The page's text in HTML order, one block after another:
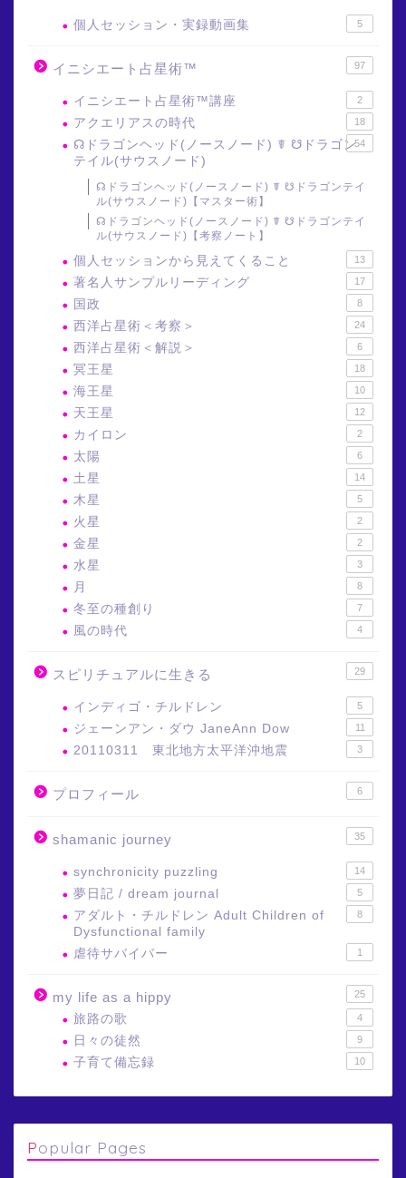
個人セッション・実録動画集 5
イニシエート占星術™ 97
イニシエート占星術™講座 2
アクエリアスの時代 18
☊ドラゴンヘッド(ノースノード) ☤ ☋ドラゴン
テイル(サウスノード)
54
☊ドラゴンヘッド(ノースノード) ☤ ☋ドラゴンテイ
ル(サウスノード)【マスター術】
☊ドラゴンヘッド(ノースノード) ☤ ☋ドラゴンテイ
ル(サウスノード)【考察ノート】
個人セッションから見えてくること 13
著名人サンプルリーディング 17
国政 8
西洋占星術＜考察＞ 24
西洋占星術＜解説＞ 6
冥王星 18
海王星 10
天王星 12
カイロン 2
太陽 6
土星 14
木星 5
火星 2
金星 2
水星 3
月 8
冬至の種創り 7
風の時代 4
スピリチュアルに生きる 29
インディゴ・チルドレン 5
ジェーンアン・ダウ JaneAnn Dow 11
20110311 東北地方太平洋沖地震 3
プロフィール 6
shamanic journey 35
synchronicity puzzling 14
夢日記 / dream journal 5
アダルト・チルドレン Adult Children of
Dysfunctional family
8
虐待サバイバー 1
my life as a hippy 25
旅路の歌 4
日々の徒然 9
子育て備忘録 10
Popular Pages